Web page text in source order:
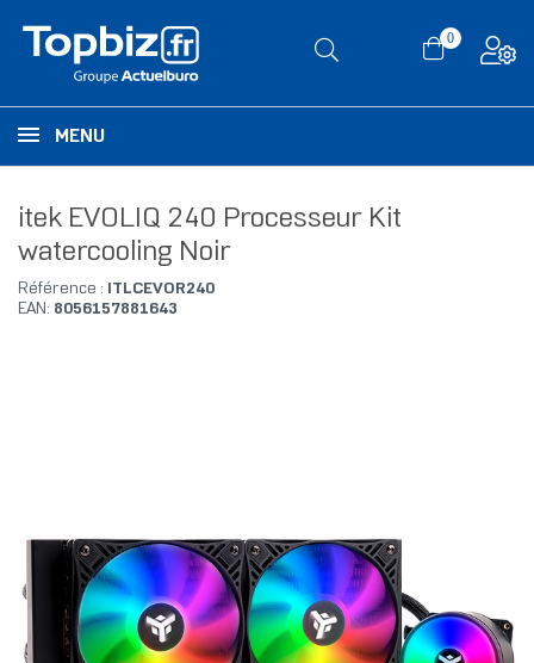
0
MENU
itek EVOLIQ 240 Processeur Kit
watercooling Noir
Référence :
ITLCEVOR240
EAN: 8056157881643